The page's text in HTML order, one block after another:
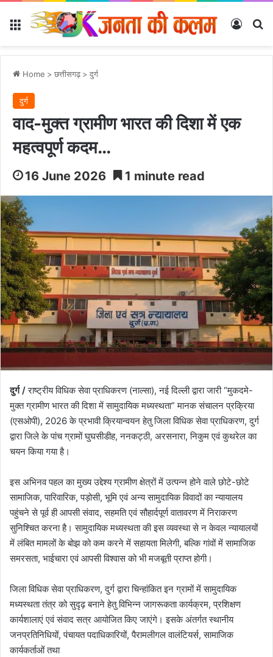
Menu Log In
Home > छत्तीसगढ़ > दुर्ग
दुर्ग
वाद-मुक्त ग्रामीण भारत की दिशा में एक
महत्वपूर्ण कदम…
16 June 2026 1 minute read
दुर्ग /राष्ट्रीय विधिक सेवा प्राधिकरण (नाल्सा), नई दिल्ली द्वारा जारी “मुकदमे-
मुक्त ग्रामीण भारत की दिशा में सामुदायिक मध्यस्थता” मानक संचालन प्रक्रिया
(एसओपी), 2026 के प्रभावी क्रियान्वयन हेतु जिला विधिक सेवा प्राधिकरण, दुर्ग
द्वारा जिले के पांच ग्रामों घुघसीडीह, ननकट्ठी, अरसनारा, निकुम एवं कुथरेल का
चयन किया गया है।
इस अभिनव पहल का मुख्य उद्देश्य ग्रामीण क्षेत्रों में उत्पन्न होने वाले छोटे-छोटे
सामाजिक, पारिवारिक, पड़ोसी, भूमि एवं अन्य सामुदायिक विवादों का न्यायालय
पहुंचने से पूर्व ही आपसी संवाद, सहमति एवं सौहार्दपूर्ण वातावरण में निराकरण
सुनिश्चित करना है। सामुदायिक मध्यस्थता की इस व्यवस्था से न केवल न्यायालयों
में लंबित मामलों के बोझ को कम करने में सहायता मिलेगी, बल्कि गांवों में सामाजिक
समरसता, भाईचारा एवं आपसी विश्वास को भी मजबूती प्राप्त होगी।
जिला विधिक सेवा प्राधिकरण, दुर्ग द्वारा चिन्हांकित इन ग्रामों में सामुदायिक
मध्यस्थता तंत्र को सुदृढ़ बनाने हेतु विभिन्न जागरूकता कार्यक्रम, प्रशिक्षण
कार्यशालाएं एवं संवाद सत्र आयोजित किए जाएंगे। इसके अंतर्गत स्थानीय
जनप्रतिनिधियों, पंचायत पदाधिकारियों, पैरामलीगल वालंटियर्स, सामाजिक
कार्यकर्ताओं तथा